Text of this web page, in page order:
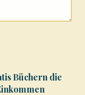
Büchern die